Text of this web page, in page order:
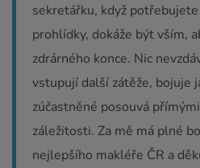
sekretářku, když
prohlídky, dokáže být vším,
zdrárného konce. Nic
vstupují další zátěže, bojuje
zúčastněné posouvá
záležitosti. Za mě má plné
nejlepšího makléře ČR a